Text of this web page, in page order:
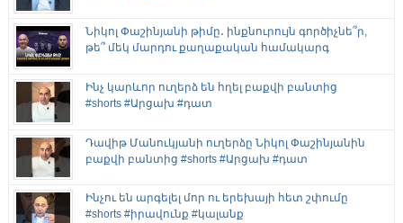
Նիկոլ Փաշինյանի թիմը․ ինքնուրույն գործիչնե՞ր,
թե՞ մեկ մարդու քաղաքական համակարգ
Ինչ կարևոր ուղերձ են հղել բաքվի բանտից
#shorts #Արցախ #դատ
Դավիթ Մանուկյանի ուղերձը Նիկոլ Փաշինյանին
բաքվի բանտից #shorts #Արցախ #դատ
Ինչու են արգելել մոր ու երեխայի հետ շփումը
#shorts #իրավունք #կալանք